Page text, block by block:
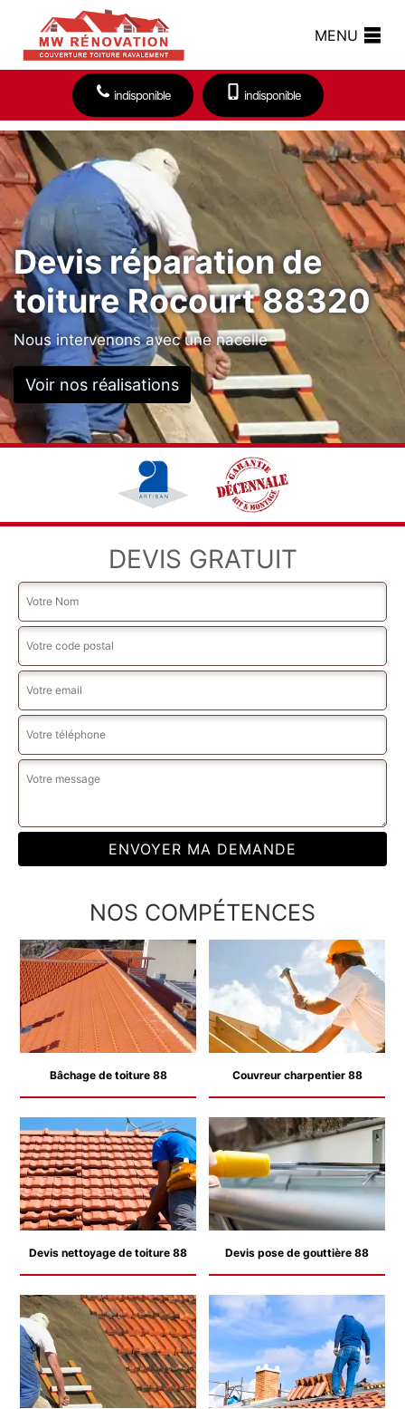
MENU
indisponible indisponible
Devis réparation de
toiture Rocourt 88320
Nous intervenons avec une nacelle
Voir nos réalisations
DEVIS GRATUIT
NOS COMPÉTENCES
Bâchage de toiture 88 Couvreur charpentier 88
Devis nettoyage de toiture 88 Devis pose de gouttière 88